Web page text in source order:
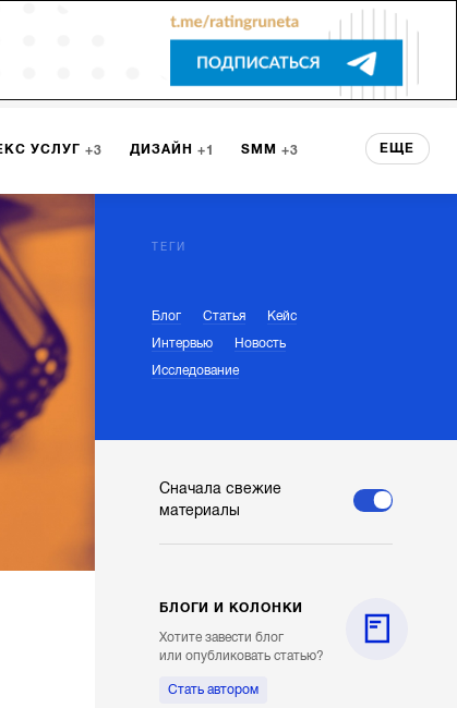
УСЛУГ 3 ДИЗАЙН 1 SMM 3
3
1
ЕЩЕ
ТЕГИ
Блог Статья
Кейс
Интервью
Новость
Исследование
Сначала свежие
материалы
БЛОГИ И КОЛОНКИ
Хотите завести блог
или опубликовать статью?
Стать автором